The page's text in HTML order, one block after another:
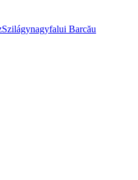
Szilágynagyfalui Barcău